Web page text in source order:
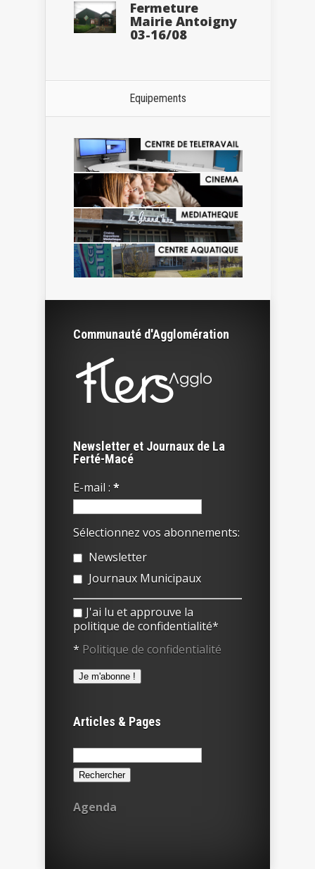
Fermeture
Mairie Antoigny
03-16/08
Equipements
Communauté d'Agglomération
Newsletter et Journaux de La
Ferté-Macé
E-mail : *
Sélectionnez vos abonnements:
Newsletter
Journaux Municipaux
J'ai lu et approuve la
politique de confidentialité*
* Politique de confidentialité
Articles & Pages
Rechercher :
Agenda